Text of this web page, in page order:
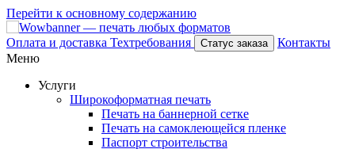
Перейти к основному содержанию
Оплата и доставка Техтребования Статус заказа
Контакты
Меню
Услуги
Широкоформатная печать
Печать на баннерной сетке
Печать на самоклеющейся пленке
Паспорт строительства